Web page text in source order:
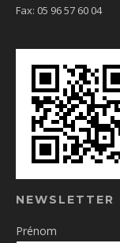
Fax: 05 96 57 60 04
NEWSLETTER
Prénom